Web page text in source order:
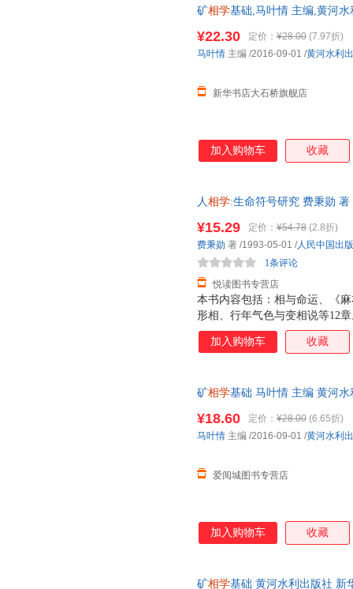
矿相学基础,马叶情 主编,黄河
¥22.30 定价： ¥28.00 (7.97折)
新华书店大石桥旗舰店
马叶情 主编 /2016-09-01 /黄河水利
加入购物车 收藏
人相学:生命符号研究 费秉勋
本书内容包括：相与命运、《
形相、行年气色与变相说等12
¥15.29 定价： ¥54.78 (2.8折)
悦读图书专营店
1条评论
费秉勋 著 /1993-05-01 /人民中国出
加入购物车 收藏
矿相学基础 马叶情 主编 黄河
¥18.60 定价： ¥28.00 (6.65折)
爱阅城图书专营店
马叶情 主编 /2016-09-01 /黄河水利
加入购物车 收藏
矿相学基础 黄河水利出版社 新